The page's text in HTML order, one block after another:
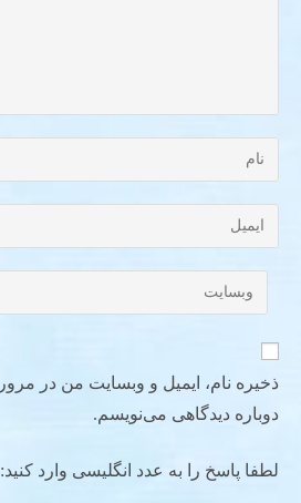
ذخیره نام، ایمیل و وبسایت من در
دوباره دیدگاهی می‌نویسم.
لطفا پاسخ را به عدد انگلیسی وارد کنید: